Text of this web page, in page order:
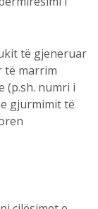
të gjeneruar
të marrim
(p.sh. numri i
gjurmimit të